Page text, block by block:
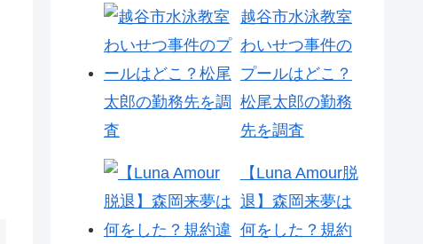
越谷市水泳教室
わいせつ事件の
プールはどこ？
松尾太郎の勤務
先を調査
【Luna Amour脱
退】森岡来夢は
何をした？規約